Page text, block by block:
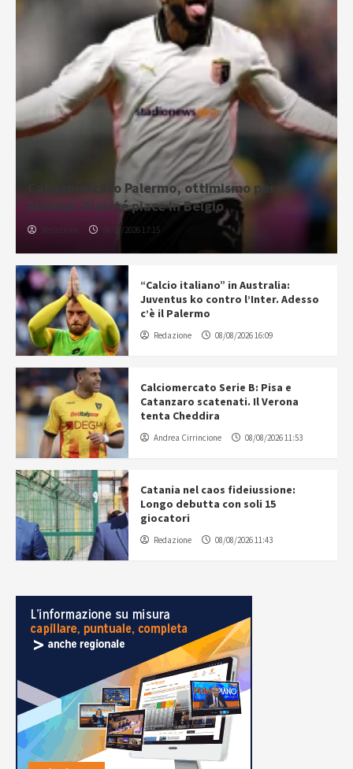
Calciomercato Palermo, ottimismo per
Almena. Diakité piace in Belgio
08/08/2026 17:15
“Calcio italiano” in Australia:
Juventus ko contro l’Inter. Adesso
c’è il Palermo
Redazione 08/08/2026 16:09
Calciomercato Serie B: Pisa e
Catanzaro scatenati. Il Verona
tenta Cheddira
Andrea Cirrincione 08/08/2026 11:53
Catania nel caos fideiussione:
Longo debutta con soli 15
giocatori
Redazione 08/08/2026 11:43